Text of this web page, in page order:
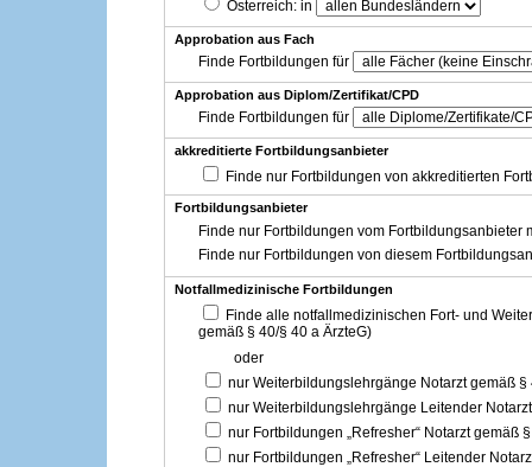
Österreich: in
Approbation aus Fach
Finde Fortbildungen für
Approbation aus Diplom/Zertifikat/CPD
Finde Fortbildungen für
akkreditierte Fortbildungsanbieter
Finde nur Fortbildungen von akkreditierten
Fortbildungsanbieter
Finde nur Fortbildungen vom Fortbildungsanbieter
Finde nur Fortbildungen von diesem
Notfallmedizinische Fortbildungen
Finde alle notfallmedizinischen Fort- und
gemäß § 40/§ 40 a ÄrzteG)
oder
nur Weiterbildungslehrgänge Notarzt gemäß §
nur Weiterbildungslehrgänge Leitender
nur Fortbildungen „Refresher“ Notarzt gemäß
nur Fortbildungen „Refresher“ Leitender